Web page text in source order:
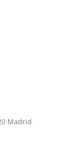
Madrid